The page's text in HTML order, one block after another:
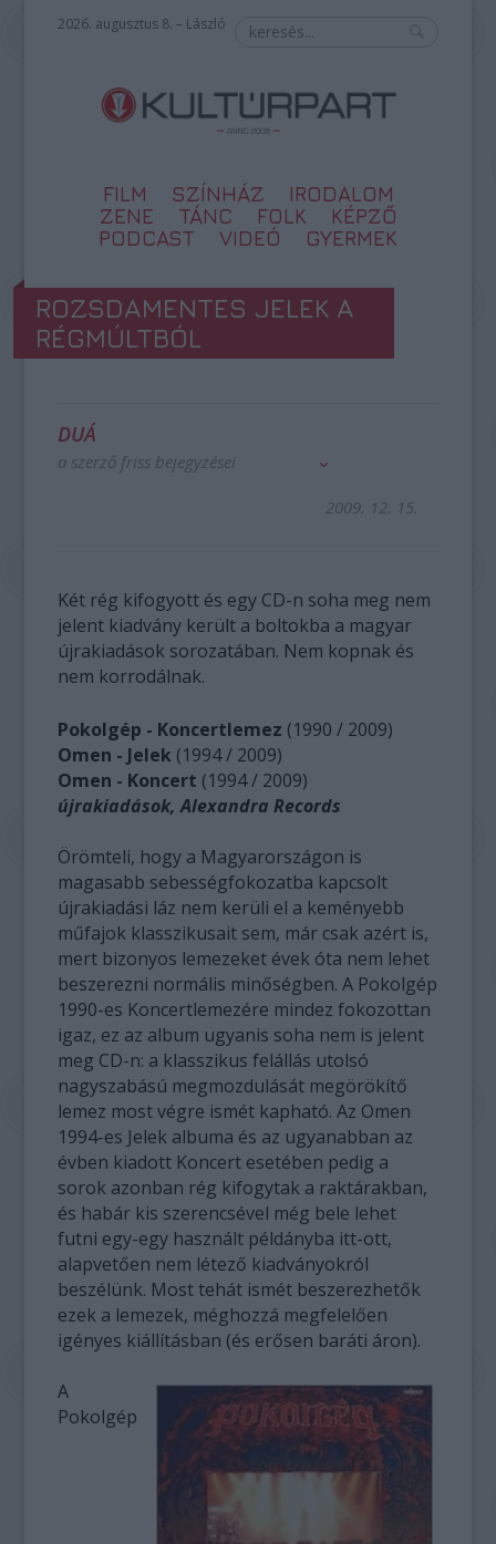
2026. augusztus 8. – László
FILM SZÍNHÁZ
IRODALOM
ZENE
TÁNC FOLK
KÉPZŐ
PODCAST
VIDEÓ GYERMEK
ROZSDAMENTES JELEK A
RÉGMÚLTBÓL
DUÁ
a szerző friss bejegyzései
2009. 12. 15.
Két rég kifogyott és egy CD-n soha meg nem
jelent kiadvány került a boltokba a magyar
újrakiadások sorozatában. Nem kopnak és
nem korrodálnak.
Pokolgép - Koncertlemez (1990 / 2009)
Omen - Jelek (1994 / 2009)
Omen - Koncert (1994 / 2009)
újrakiadások, Alexandra Records
Örömteli, hogy a Magyarországon is
magasabb sebességfokozatba kapcsolt
újrakiadási láz nem kerüli el a keményebb
műfajok klasszikusait sem, már csak azért is,
mert bizonyos lemezeket évek óta nem lehet
beszerezni normális minőségben. A Pokolgép
1990-es Koncertlemezére mindez fokozottan
igaz, ez az album ugyanis soha nem is jelent
meg CD-n: a klasszikus felállás utolsó
nagyszabású megmozdulását megörökítő
lemez most végre ismét kapható. Az Omen
1994-es Jelek albuma és az ugyanabban az
évben kiadott Koncert esetében pedig a
sorok azonban rég kifogytak a raktárakban,
és habár kis szerencsével még bele lehet
futni egy-egy használt példányba itt-ott,
alapvetően nem létező kiadványokról
beszélünk. Most tehát ismét beszerezhetők
ezek a lemezek, méghozzá megfelelően
igényes kiállításban (és erősen baráti áron).
A
Pokolgép